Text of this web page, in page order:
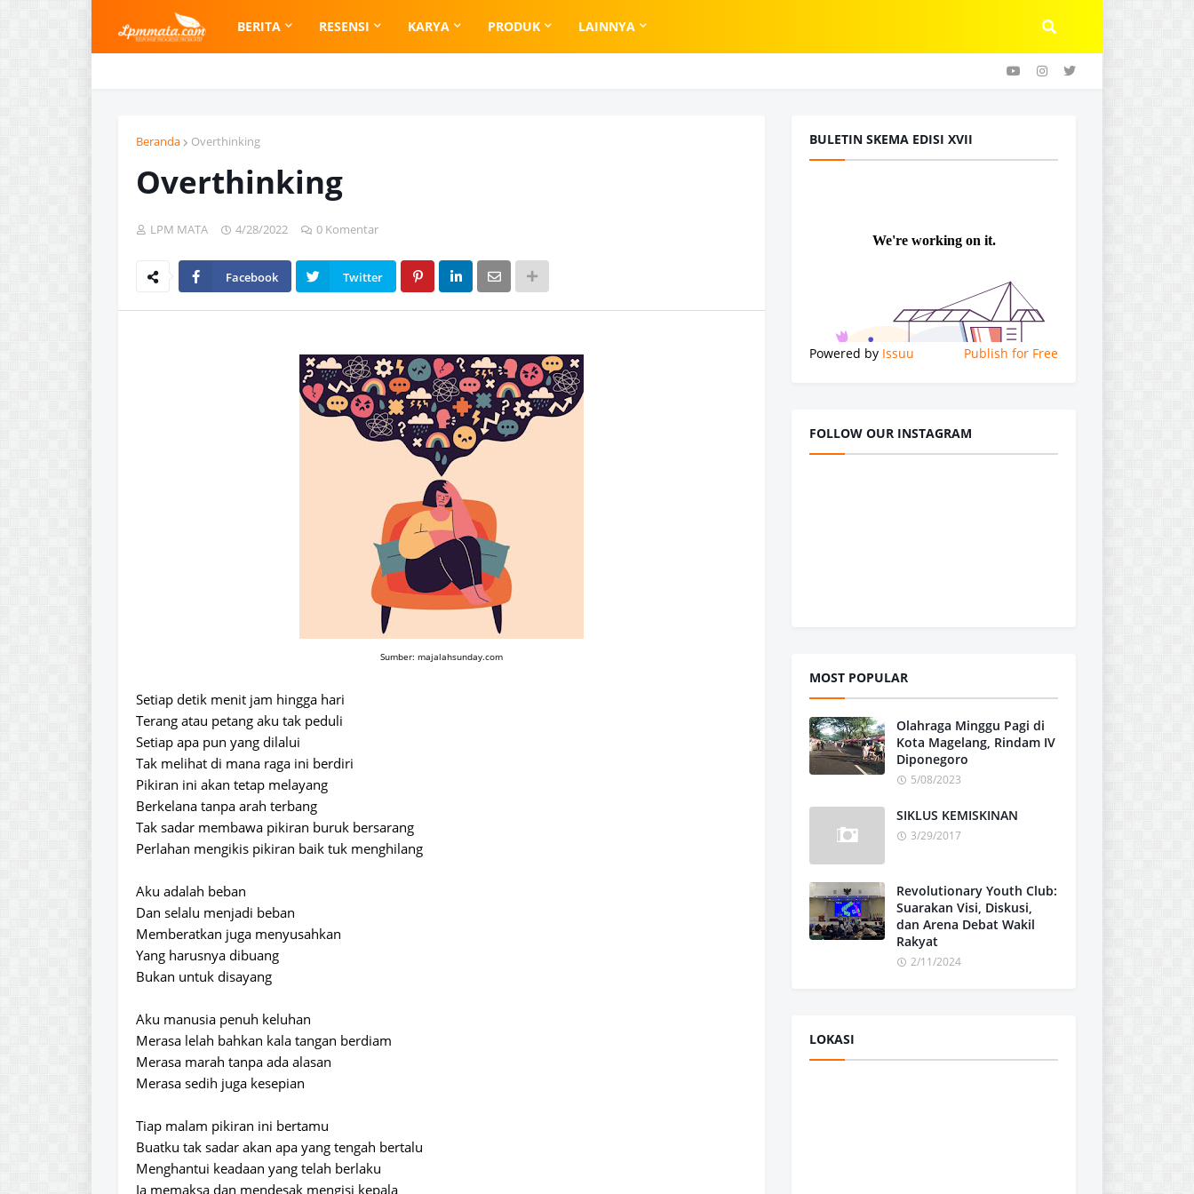
BERITA RESENSI KARYA PRODUK LAINNYA
Beranda Overthinking
Overthinking
LPM MATA 4/28/2022 0 Komentar
Facebook Twitter
Sumber: majalahsunday.com
Setiap detik menit jam hingga hari
Terang atau petang aku tak peduli
Setiap apa pun yang dilalui
Tak melihat di mana raga ini berdiri
Pikiran ini akan tetap melayang
Berkelana tanpa arah terbang
Tak sadar membawa pikiran buruk bersarang
Perlahan mengikis pikiran baik tuk menghilang
Aku adalah beban
Dan selalu menjadi beban
Memberatkan juga menyusahkan
Yang harusnya dibuang
Bukan untuk disayang
Aku manusia penuh keluhan
Merasa lelah bahkan kala tangan berdiam
Merasa marah tanpa ada alasan
Merasa sedih juga kesepian
Tiap malam pikiran ini bertamu
Buatku tak sadar akan apa yang tengah bertalu
Menghantui keadaan yang telah berlaku
Ia memaksa dan mendesak mengisi kepala
BULETIN SKEMA EDISI XVII
Powered by Issuu Publish for Free
FOLLOW OUR INSTAGRAM
MOST POPULAR
Olahraga Minggu Pagi di
Kota Magelang, Rindam IV
Diponegoro
5/08/2023
SIKLUS KEMISKINAN
3/29/2017
Revolutionary Youth Club:
Suarakan Visi, Diskusi,
dan Arena Debat Wakil
Rakyat
2/11/2024
LOKASI